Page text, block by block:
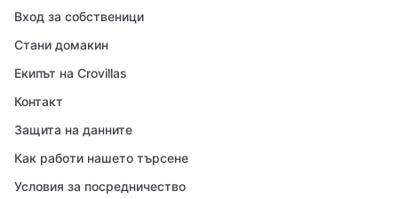
Вход за собственици
Стани домакин
Екипът на Crovillas
Контакт
Защита на данните
Как работи нашето търсене
Условия за посредничество